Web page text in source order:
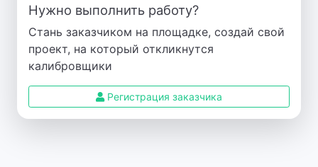
Нужно выполнить работу?
Стань заказчиком на площадке, создай свой
проект, на который откликнутся
калибровщики
Регистрация заказчика